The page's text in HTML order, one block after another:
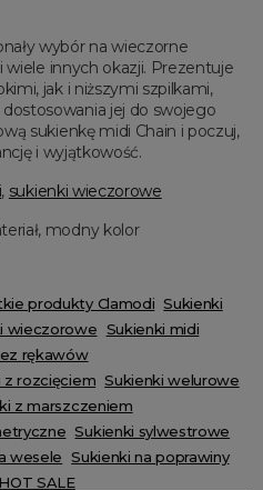
wybór na wieczorne
wiele innych okazji. Prezentuje
jak i niższymi szpilkami,
jej do swojego
sukienkę midi Chain i poczuj,
i wyjątkowość.
, sukienki wieczorowe
modny kolor
produkty Clamodi Sukienki
wieczorowe Sukienki midi
rękawów
z rozcięciem Sukienki welurowe
z marszczeniem
Sukienki sylwestrowe
wesele Sukienki na poprawiny
HOT SALE